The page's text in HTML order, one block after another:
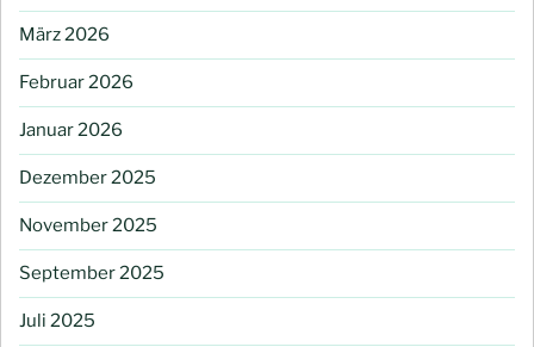
März 2026
Februar 2026
Januar 2026
Dezember 2025
November 2025
September 2025
Juli 2025